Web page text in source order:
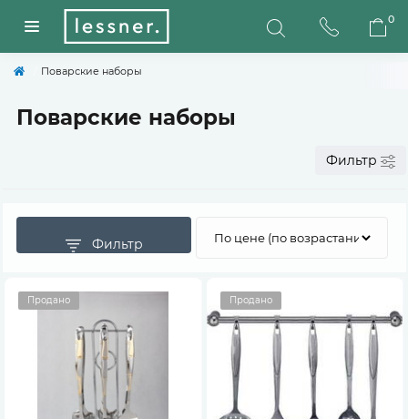
0
Поварские наборы
Поварские наборы
Фильтр
Фильтр
Продано Продано